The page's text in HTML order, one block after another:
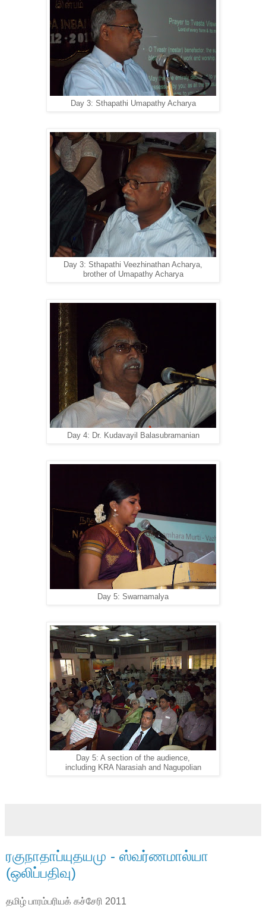
Day 3: Sthapathi Umapathy Acharya
Day 3: Sthapathi Veezhinathan Acharya,
brother of Umapathy Acharya
Day 4: Dr. Kudavayil Balasubramanian
Day 5: Swarnamalya
Day 5: A section of the audience,
including KRA Narasiah and Nagupolian
ரகுநாதாப்யுதயமு - ஸ்வர்ணமால்யா
(ஒலிப்பதிவு)
தமிழ் பாரம்பரியக் கச்சேரி 2011